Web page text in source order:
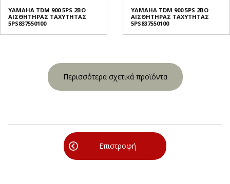
YAMAHA TDM 900 5PS 2BO
ΑΙΣΘΗΤΗΡΑΣ ΤΑΧΥΤΗΤΑΣ
5PS837550100
YAMAHA TDM 900 5PS 2BO
ΑΙΣΘΗΤΗΡΑΣ ΤΑΧΥΤΗΤΑΣ
5PS837550100
Περισσότερα σχετικά προϊόντα
Επιστροφή